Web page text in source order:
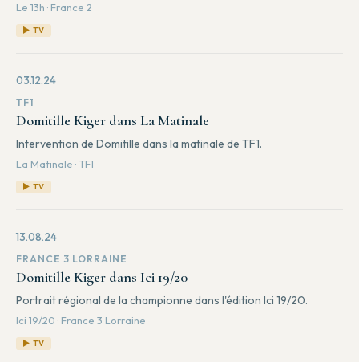
Le 13h · France 2
▶ TV
03.12.24
TF1
Domitille Kiger dans La Matinale
Intervention de Domitille dans la matinale de TF1.
La Matinale · TF1
▶ TV
13.08.24
FRANCE 3 LORRAINE
Domitille Kiger dans Ici 19/20
Portrait régional de la championne dans l'édition Ici 19/20.
Ici 19/20 · France 3 Lorraine
▶ TV